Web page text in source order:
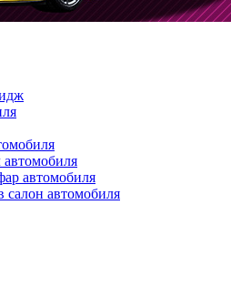
автомобиля
автомобиля
автомобиля